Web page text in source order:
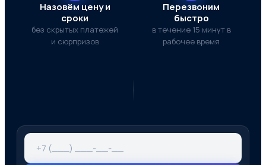
Назовём цену и
сроки
без скрытых платежей
и сюрпризов
Перезвоним
быстро
в течение 15 минут в
рабочее время